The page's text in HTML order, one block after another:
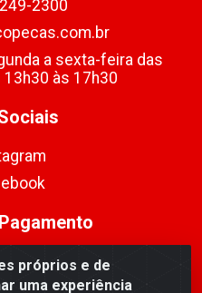
próprios e de
uma experiência
2300
a sexta-feira das
13h30 às 17h30